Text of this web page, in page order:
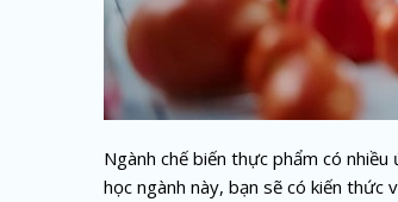
Ngành chế biến thực phẩm có
học ngành này, bạn sẽ có kiến thức